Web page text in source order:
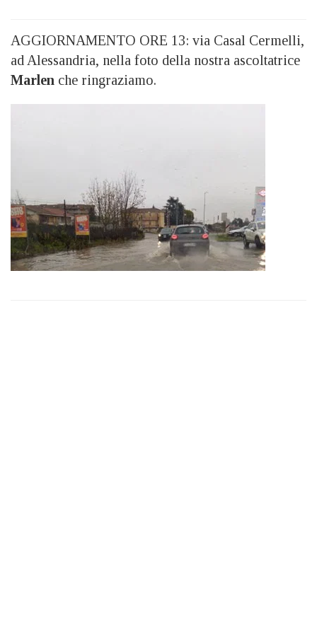
AGGIORNAMENTO ORE 13: via Casal Cermelli,
ad Alessandria, nella foto della nostra ascoltatrice
Marlen che ringraziamo.